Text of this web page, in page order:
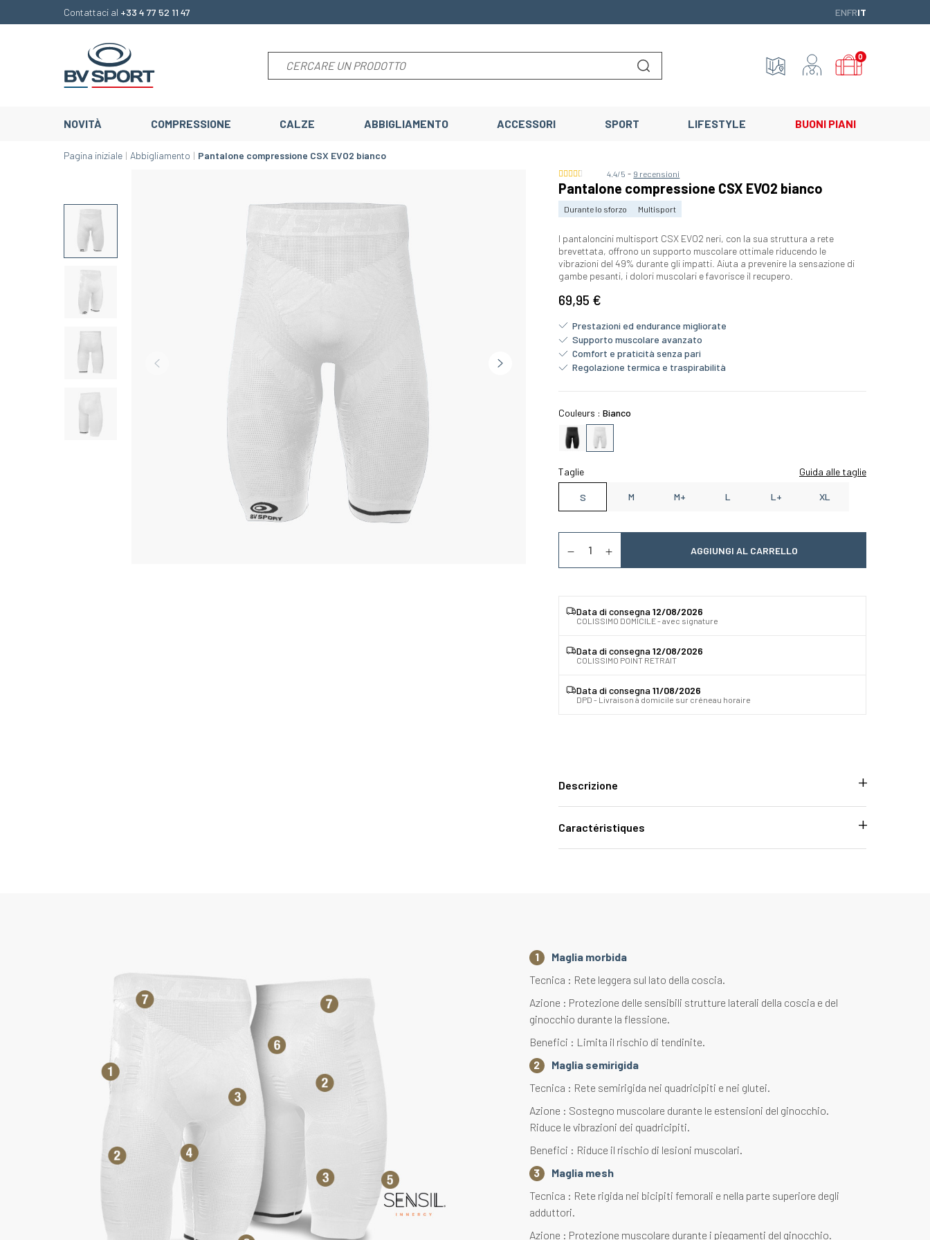
Contattaci al +33 4 77 52 11 47 ENENGLISH
FRFRANÇAIS
ITITALIANO
Lancer la recherche
0
NOVITÀ COMPRESSIONE CALZE ABBIGLIAMENTO ACCESSORI SPORT LIFESTYLE BUONI PIANI
Pagina iniziale Abbigliamento Pantalone compressione CSX EVO2 bianco
4.4/5 - 9 recensioni
Pantalone compressione CSX EVO2 bianco
Durante lo sforzo Multisport
I pantaloncini multisport CSX EVO2 neri, con la sua struttura a rete
brevettata, offrono un supporto muscolare ottimale riducendo le
vibrazioni del 49% durante gli impatti. Aiuta a prevenire la sensazione di
gambe pesanti, i dolori muscolari e favorisce il recupero.
69,95 €
Prestazioni ed endurance migliorate
Supporto muscolare avanzato
Comfort e praticità senza pari
Regolazione termica e traspirabilità
Couleurs :Bianco
Taglie Guida alle taglie
S M M+ L L+ XL
AGGIUNGI AL CARRELLO
Data di consegna12/08/2026
COLISSIMO DOMICILE - avec signature
Data di consegna12/08/2026
COLISSIMO POINT RETRAIT
Data di consegna11/08/2026
DPD - Livraison à domicile sur créneau horaire
Descrizione
Caractéristiques
Maglia morbida
Tecnica : Rete leggera sul lato della coscia.
Azione : Protezione delle sensibili strutture laterali della coscia e del
ginocchio durante la flessione.
Benefici : Limita il rischio di tendinite.
Maglia semirigida
Tecnica : Rete semirigida nei quadricipiti e nei glutei.
Azione : Sostegno muscolare durante le estensioni del ginocchio.
Riduce le vibrazioni dei quadricipiti.
Benefici : Riduce il rischio di lesioni muscolari.
Maglia mesh
Tecnica : Rete rigida nei bicipiti femorali e nella parte superiore degli
adduttori.
Azione : Protezione muscolare durante i piegamenti del ginocchio.